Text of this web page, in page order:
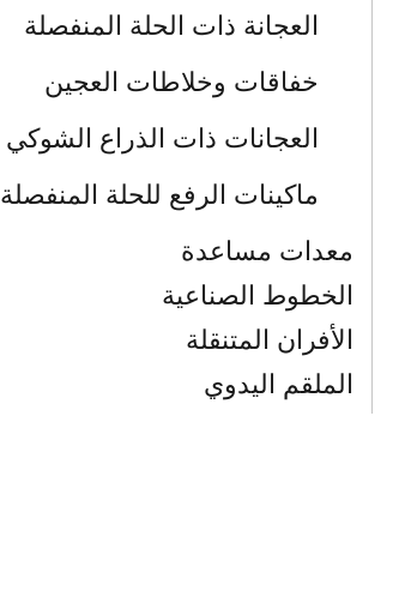
العجانة ذات الحلة المنفصلة
خفاقات وخلاطات العجين
العجانات ذات الذراع الشوكي
ماكينات الرفع للحلة المنفصلة
معدات مساعدة
الخطوط الصناعية
الأفران المتنقلة
الملقم اليدوي